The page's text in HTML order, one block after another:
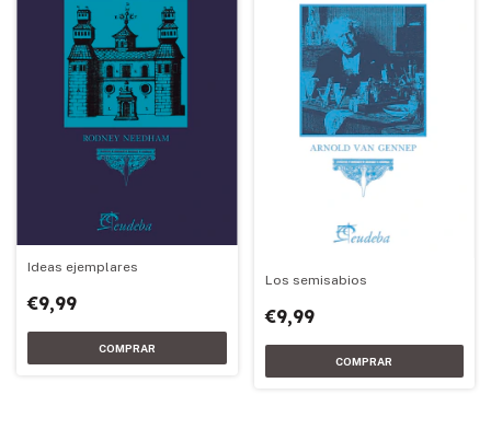
Ideas ejemplares
€9,99
Los semisabios
€9,99